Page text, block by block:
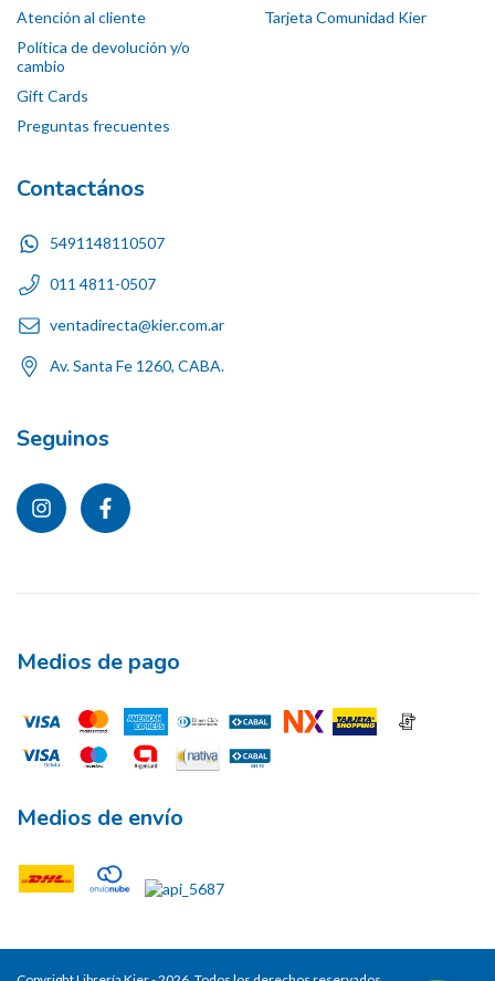
Atención al cliente
Política de devolución y/o
cambio
Gift Cards
Preguntas frecuentes
Tarjeta Comunidad Kier
Contactános
5491148110507
011 4811-0507
ventadirecta@kier.com.ar
Av. Santa Fe 1260, CABA.
Seguinos
Medios de pago
Medios de envío